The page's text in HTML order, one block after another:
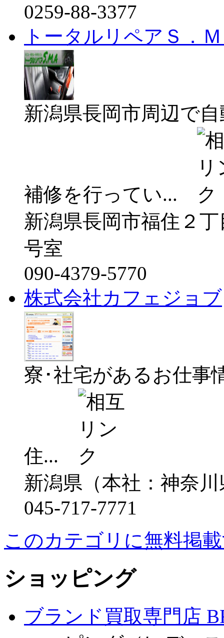
0259-88-3377
トータルリペアＳ．
新潟県長岡市周辺で
補修を行ってい...
新潟県長岡市福住２
号室
090-4379-5770
株式会社カフェジョブ
寮･社宅があるお仕事
住...
新潟県（本社：神奈
045-717-7771
このカテゴリに無料掲
ショッピング
ブランド買取専門店